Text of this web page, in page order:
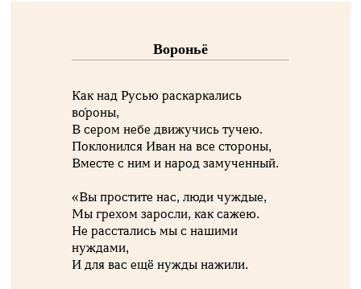
Вороньё
Как над Русью раскаркались
во́роны,
В сером небе движучись тучею.
Поклонился Иван на все стороны,
Вместе с ним и народ замученный.
«Вы простите нас, люди чуждые,
Мы грехом заросли, как сажею.
Не расстались мы с нашими
нуждами,
И для вас ещё нужды нажили.